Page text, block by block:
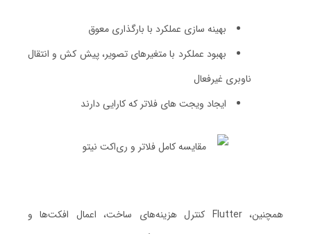
بهینه سازی عملکرد با بارگذاری معوق
بهبود عملکرد با متغیرهای تصویر، پیش کش و انتقال
ناوبری غیرفعال
ایجاد ویجت های فلاتر که کارایی دارند
همچنین، Flutter کنترل هزینه‌های ساخت، اعمال افکت‌ها و